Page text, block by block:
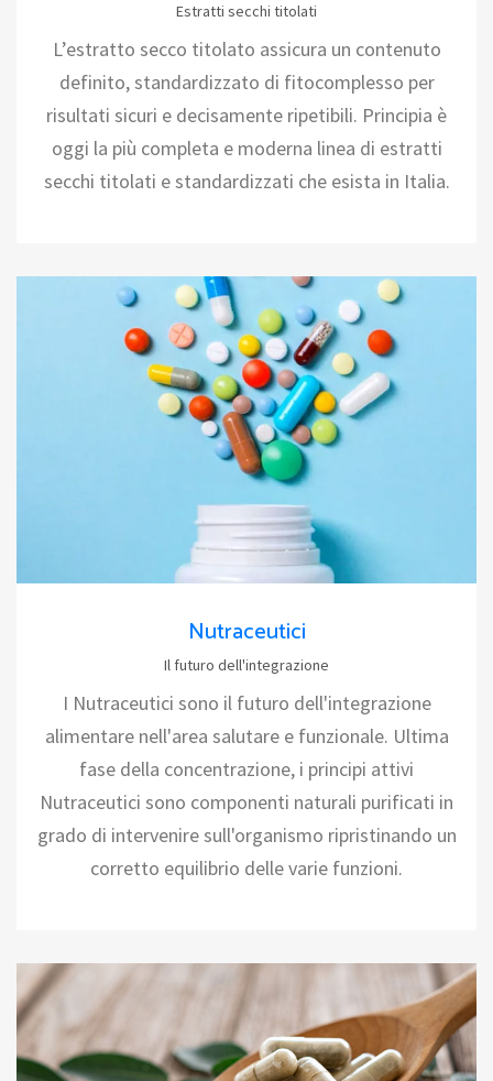
Estratti secchi titolati
L’estratto secco titolato assicura un contenuto
definito, standardizzato di fitocomplesso per
risultati sicuri e decisamente ripetibili. Principia è
oggi la più completa e moderna linea di estratti
secchi titolati e standardizzati che esista in Italia.
Nutraceutici
Il futuro dell'integrazione
I Nutraceutici sono il futuro dell'integrazione
alimentare nell'area salutare e funzionale. Ultima
fase della concentrazione, i principi attivi
Nutraceutici sono componenti naturali purificati in
grado di intervenire sull'organismo ripristinando un
corretto equilibrio delle varie funzioni.